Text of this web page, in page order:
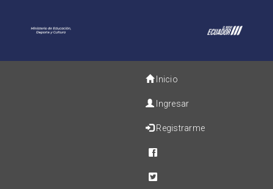
Inicio
Ingresar
Registrarme